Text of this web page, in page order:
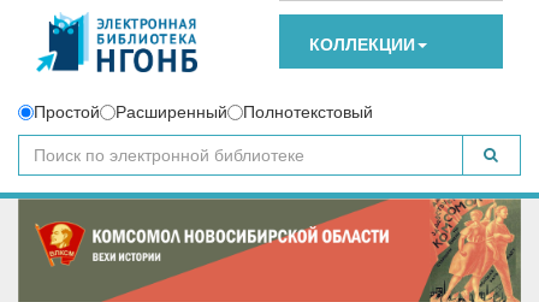
КОЛЛЕКЦИИ
Простой Расширенный Полнотекстовый